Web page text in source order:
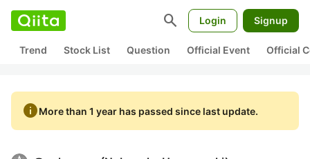
search Login Signup
Trend Stock List Question Official Event Official
infoMore than 1 year has passed since last update.